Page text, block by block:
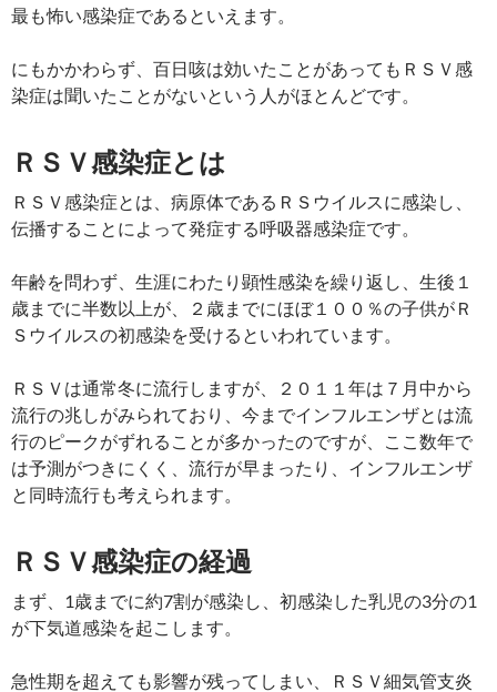
最も怖い感染症であるといえます。
にもかかわらず、百日咳は効いたことがあってもＲＳＶ感
染症は聞いたことがないという人がほとんどです。
ＲＳＶ感染症とは
ＲＳＶ感染症とは、病原体であるＲＳウイルスに感染し、
伝播することによって発症する呼吸器感染症です。
年齢を問わず、生涯にわたり顕性感染を繰り返し、生後１
歳までに半数以上が、２歳までにほぼ１００％の子供がＲ
Ｓウイルスの初感染を受けるといわれています。
ＲＳＶは通常冬に流行しますが、２０１１年は７月中から
流行の兆しがみられており、今までインフルエンザとは流
行のピークがずれることが多かったのですが、ここ数年で
は予測がつきにくく、流行が早まったり、インフルエンザ
と同時流行も考えられます。
ＲＳＶ感染症の経過
まず、1歳までに約7割が感染し、初感染した乳児の3分の1
が下気道感染を起こします。
急性期を超えても影響が残ってしまい、ＲＳＶ細気管支炎